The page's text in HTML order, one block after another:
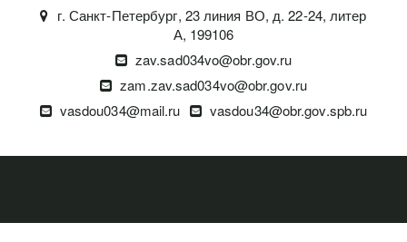
г. Санкт-Петербург, 23 линия ВО, д. 22-24, литер
А, 199106
zav.sad034vo@obr.gov.ru
zam.zav.sad034vo@obr.gov.ru
vasdou034@mail.ru
vasdou34@obr.gov.spb.ru